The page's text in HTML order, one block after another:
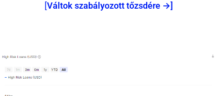
[Váltok szabályozott tőzsdére →]